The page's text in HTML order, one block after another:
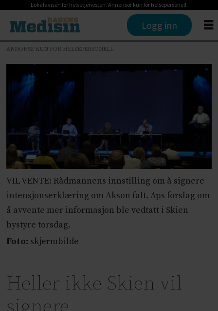
Lokalavisen for helsetjenesten. Annonser kun for helsepersonell.
Logg inn
ANNONSE KUN FOR HELSEPERSONELL
VIL VENTE: Rådmannens innstilling om å signere
intensjonserklæring om Akson falt. Aps forslag om
å avvente mer informasjon ble vedtatt i Skien
bystyre torsdag.
Foto: skjermbilde
Heller ikke Skien vil